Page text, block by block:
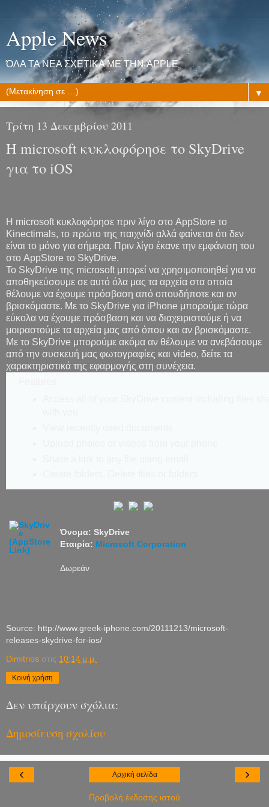
Apple News
ΌΛΑ ΤΑ ΝΕΑ ΣΧΕΤΙΚΑ ΜΕ ΤΗΝ APPLE
▼
Τρίτη 13 Δεκεμβρίου 2011
Η microsoft κυκλοφόρησε το SkyDrive
για το iOS
Η microsoft κυκλοφόρησε πριν λίγο στο AppStore το
Kinectimals, το πρώτο της παιχνίδι αλλά φαίνεται ότι δεν
είναι το μόνο για σήμερα. Πριν λίγο έκανε την εμφάνιση του
στο AppStore το SkyDrive.
Το SkyDrive της microsoft μπορεί να χρησιμοποιηθεί για να
αποθηκεύσουμε σε αυτό όλα μας τα αρχεία στα οποία
θέλουμε να έχουμε πρόσβαση από οπουδήποτε και αν
βρισκόμαστε. Με το SkyDrive για iPhone μπορούμε τώρα
εύκολα να έχουμε πρόσβαση και να διαχειριστούμε ή να
μοιραστούμε τα αρχεία μας από όπου και αν βρισκόμαστε.
Με το SkyDrive μπορούμε ακόμα αν θέλουμε να ανεβάσουμε
από την συσκευή μας φωτογραφίες και video, δείτε τα
χαρακτηριστικά της εφαρμογής στη συνέχεια.
Όνομα: SkyDrive
Εταιρία: Microsoft Corporation
Δωρεάν
Source: http://www.greek-iphone.com/20111213/microsoft-
releases-skydrive-for-ios/
Dimitrios στις 10:14 μ.μ.
Κοινή χρήση
Δεν υπάρχουν σχόλια:
Δημοσίευση σχολίου
‹ ›
Αρχική σελίδα
Προβολή έκδοσης ιστού